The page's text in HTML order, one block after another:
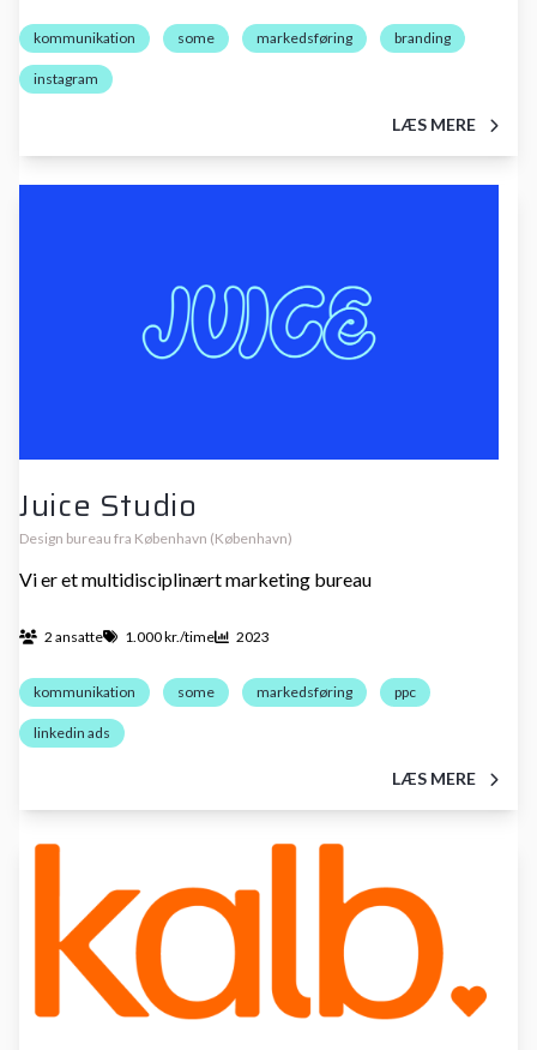
kommunikation some markedsføring branding
instagram
LÆS MERE
Juice Studio
Design bureau fra København (København)
Vi er et multidisciplinært marketing bureau
2 ansatte 1.000 kr./time 2023
kommunikation some markedsføring ppc
linkedin ads
LÆS MERE